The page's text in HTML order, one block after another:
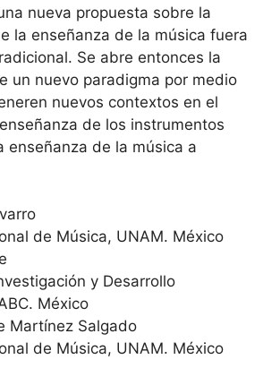
nueva propuesta sobre la
la enseñanza de la música fuera
Se abre entonces la
un nuevo paradigma por medio
nuevos contextos en el
de los instrumentos
enseñanza de la música a
de Música, UNAM. México
y Desarrollo
México
Martínez Salgado
de Música, UNAM. México